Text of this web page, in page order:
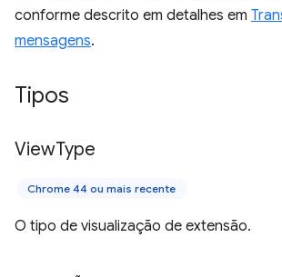
conforme descrito em detalhes em
mensagens.
Tipos
ViewType
Chrome 44 ou mais recente
O tipo de visualização de extensão.